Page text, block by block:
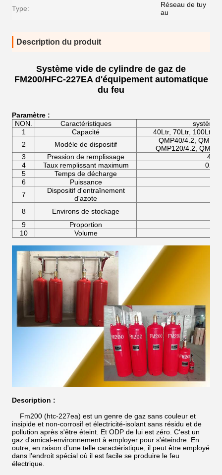
Type:
Réseau de tuy
au
Description du produit
Système vide de cylindre de gaz de
FM200/HFC-227EA d'équipement automatique
du feu
Paramètre :
NON.
Caractéristiques
système
1
Capacité
40Ltr, 70Ltr, 100Ltr,
2
Modèle de dispositif
QMP40/4.2,
QMP120/4.2,
3
Pression de remplissage
4
Taux remplissant maximum
5
Temps de décharge
6
Puissance
7
Dispositif d'entraînement
d'azote
8
Environs de stockage
9
Proportion
10
Volume
Description :
Fm200 (htc-227ea) est un genre de gaz sans couleur et
insipide et non-corrosif et électricité-isolant sans résidu et de
pollution après s'être éteint. Et ODP de lui est zéro. C'est un
gaz d'amical-environnement à employer pour s'éteindre. En
outre, en raison d'une telle caractéristique, il peut être employé
dans l'endroit spécial où il est facile se produire le feu
électrique.